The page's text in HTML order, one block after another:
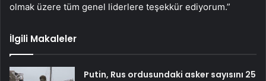
olmak üzere tüm genel liderlere teşekkür ediyorum.”
İlgili Makaleler
Putin, Rus ordusundaki asker sayısını 25